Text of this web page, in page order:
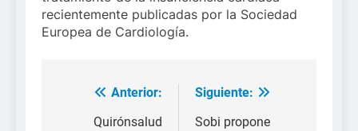
recientemente publicadas por la Sociedad
Europea de Cardiología.
Navegación
Anterior:
Quirónsalud
Siguiente:
Sobi propone